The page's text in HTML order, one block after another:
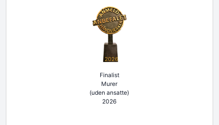
2026
Finalist
Murer
(uden ansatte)
2026